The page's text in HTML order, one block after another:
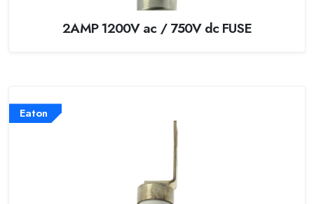
2AMP 1200V ac / 750V dc FUSE
Eaton